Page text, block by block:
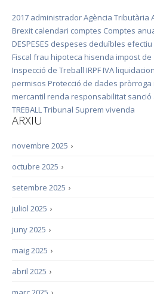
2017 administradorAgència Tributària
Brexit calendari comptes Comptes
DESPESES despeses deduïbles efectiu
Fiscal frau hipoteca hisenda impost de
Inspecció de Treball IRPF IVA
permisos Protecció de dades pròrroga
mercantil renda responsabilitat sanció
TREBALLTribunal Suprem vivenda
ARXIU
›
novembre 2025
›
octubre 2025
›
setembre 2025
›
juliol 2025
›
juny 2025
›
maig 2025
›
abril 2025